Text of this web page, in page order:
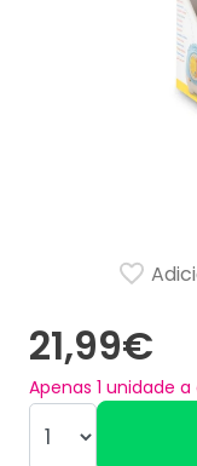
21,99€
Apenas 1 unidade a